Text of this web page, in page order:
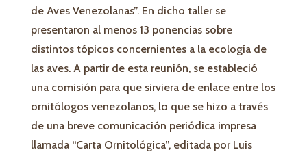
de Aves Venezolanas”. En dicho taller se
presentaron al menos 13 ponencias sobre
distintos tópicos concernientes a la ecología de
las aves. A partir de esta reunión, se estableció
una comisión para que sirviera de enlace entre los
ornitólogos venezolanos, lo que se hizo a través
de una breve comunicación periódica impresa
llamada “Carta Ornitológica”, editada por Luis